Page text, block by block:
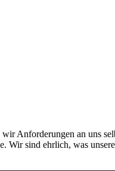
Anforderungen an uns
Wir sind ehrlich, was